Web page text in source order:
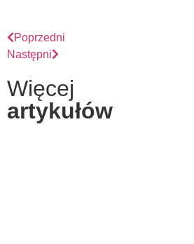
Poprzedni
Następni
Więcej
artykułów